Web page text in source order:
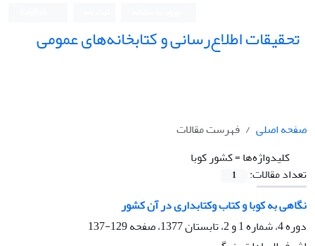
تحقیقات اطلاع‌رسانی و کتابخانه‌های عمومی
صفحه اصلی
فهرست مقالات
کلیدواژه‌ها =کشور کوبا
تعداد مقالات:
1
نگاهی به کوبا و کتاب وکتابداری در آن کشور
دوره 4، شماره 1 و 2، تابستان 1377، صفحه
129-137